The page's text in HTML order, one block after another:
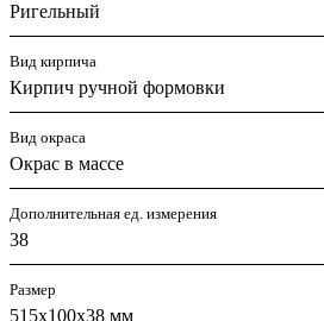
Ригельный
Вид кирпича
Кирпич ручной формовки
Вид окраса
Окрас в массе
Дополнительная ед. измерения
38
Размер
515x100x38 мм